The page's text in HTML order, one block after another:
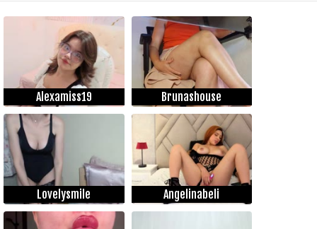
Alexamiss19 Brunashouse
Lovelysmile Angelinabeli